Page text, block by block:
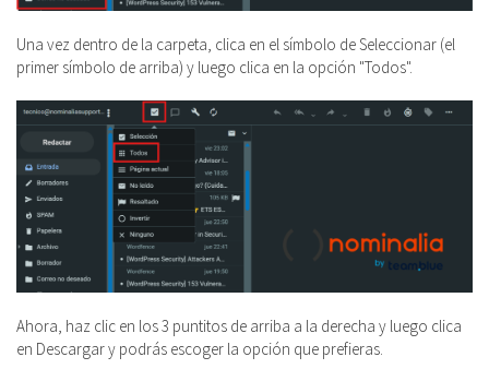
Una vez dentro de la carpeta, clica en el símbolo de Seleccionar (el
primer símbolo de arriba) y luego clica en la opción "Todos".
Ahora, haz clic en los 3 puntitos de arriba a la derecha y luego clica
en Descargar y podrás escoger la opción que prefieras.